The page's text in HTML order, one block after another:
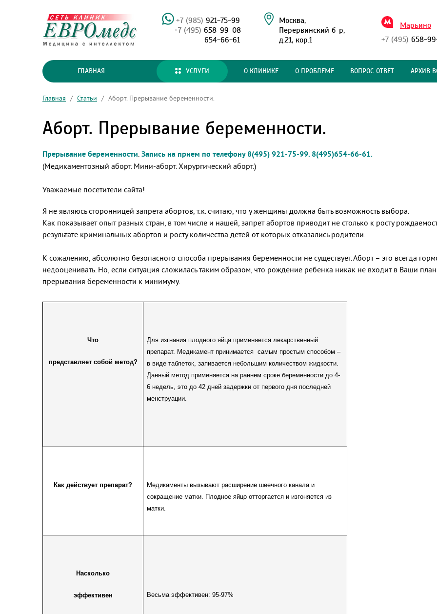
+7 (985) 921-75-99
+7 (495) 658-99-08
654-66-61
Москва,
Перервинский б-р,
д.21, кор.1
Марьино
+7 (495) 658-
ГЛАВНАЯ УСЛУГИ О КЛИНИКЕ О ПРОБЛЕМЕ ВОПРОС-ОТВЕТ АРХИВ
Главная / Статьи / Аборт. Прерывание беременности.
Аборт. Прерывание беременности.
Прерывание беременности. Запись на прием по телефону 8(495) 921-75-99. 8(495)654-66-61.
(Медикаментозный аборт. Мини-аборт. Хирургический аборт.)
Уважаемые посетители сайта!
Я не являюсь сторонницей запрета абортов, т.к. считаю, что у женщины должна быть возможность выбора.
Как показывает опыт разных стран, в том числе и нашей, запрет абортов приводит не столько к росту
результате криминальных абортов и росту количества детей от которых отказались родители.
К сожалению, абсолютно безопасного способа прерывания беременности не существует. Аборт – это всегда
недооценивать. Но, если ситуация сложилась таким образом, что рождение ребенка никак не входит в Ваши
прерывания беременности к минимуму.
Что
представляет собой метод?
Для изгнания плодного яйца применяется лекарственный
препарат. Медикамент принимается самым простым способом –
в виде таблеток, запивается небольшим количеством жидкости.
Данный метод применяется на раннем сроке беременности до 4-
6 недель, это до 42 дней задержки от первого дня последней
менструации.
Как действует препарат?
Медикаменты вызывают расширение шеечного канала и
сокращение матки. Плодное яйцо отторгается и изгоняется из
матки.
Насколько
эффективен Весьма эффективен: 95-97%